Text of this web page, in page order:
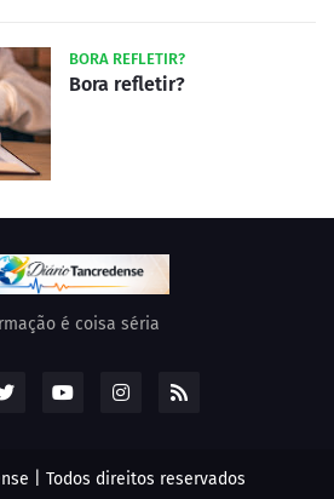
BORA REFLETIR?
Bora refletir?
é coisa séria
| Todos direitos reservados